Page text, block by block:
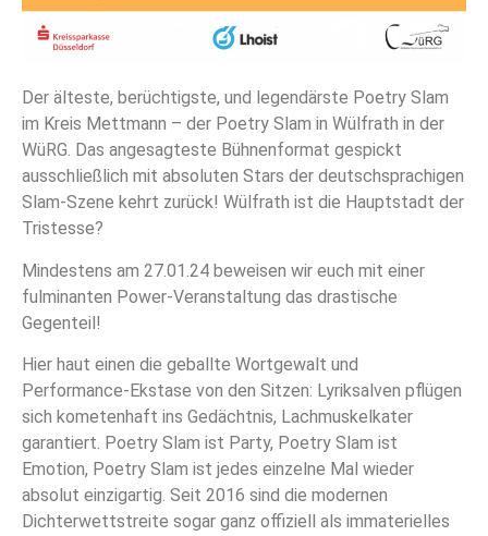
Der älteste, berüchtigste, und legendärste Poetry Slam
im Kreis Mettmann – der Poetry Slam in Wülfrath in der
WüRG. Das angesagteste Bühnenformat gespickt
ausschließlich mit absoluten Stars der deutschsprachigen
Slam-Szene kehrt zurück! Wülfrath ist die Hauptstadt der
Tristesse?
Mindestens am 27.01.24 beweisen wir euch mit einer
fulminanten Power-Veranstaltung das drastische
Gegenteil!
Hier haut einen die geballte Wortgewalt und
Performance-Ekstase von den Sitzen: Lyriksalven pflügen
sich kometenhaft ins Gedächtnis, Lachmuskelkater
garantiert. Poetry Slam ist Party, Poetry Slam ist
Emotion, Poetry Slam ist jedes einzelne Mal wieder
absolut einzigartig. Seit 2016 sind die modernen
Dichterwettstreite sogar ganz offiziell als immaterielles